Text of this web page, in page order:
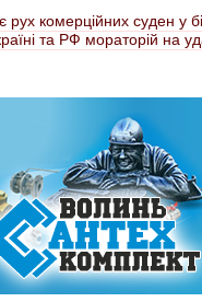
комерційних суден у
та РФ мораторій на